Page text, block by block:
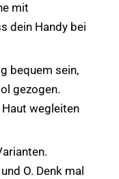
mit
dein Handy bei
bequem sein,
gezogen.
wegleiten
O. Denk mal